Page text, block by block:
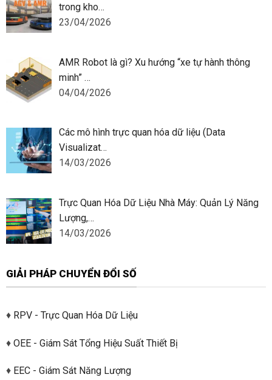
trong kho…
23/04/2026
AMR Robot là gì? Xu hướng “xe tự hành thông
minh” …
04/04/2026
Các mô hình trực quan hóa dữ liệu (Data
Visualizat…
14/03/2026
Trực Quan Hóa Dữ Liệu Nhà Máy: Quản Lý Năng
Lượng,…
14/03/2026
GIẢI PHÁP CHUYỂN ĐỔI SỐ
♦ RPV - Trực Quan Hóa Dữ Liệu
♦ OEE - Giám Sát Tổng Hiệu Suất Thiết Bị
♦ EEC - Giám Sát Năng Lượng